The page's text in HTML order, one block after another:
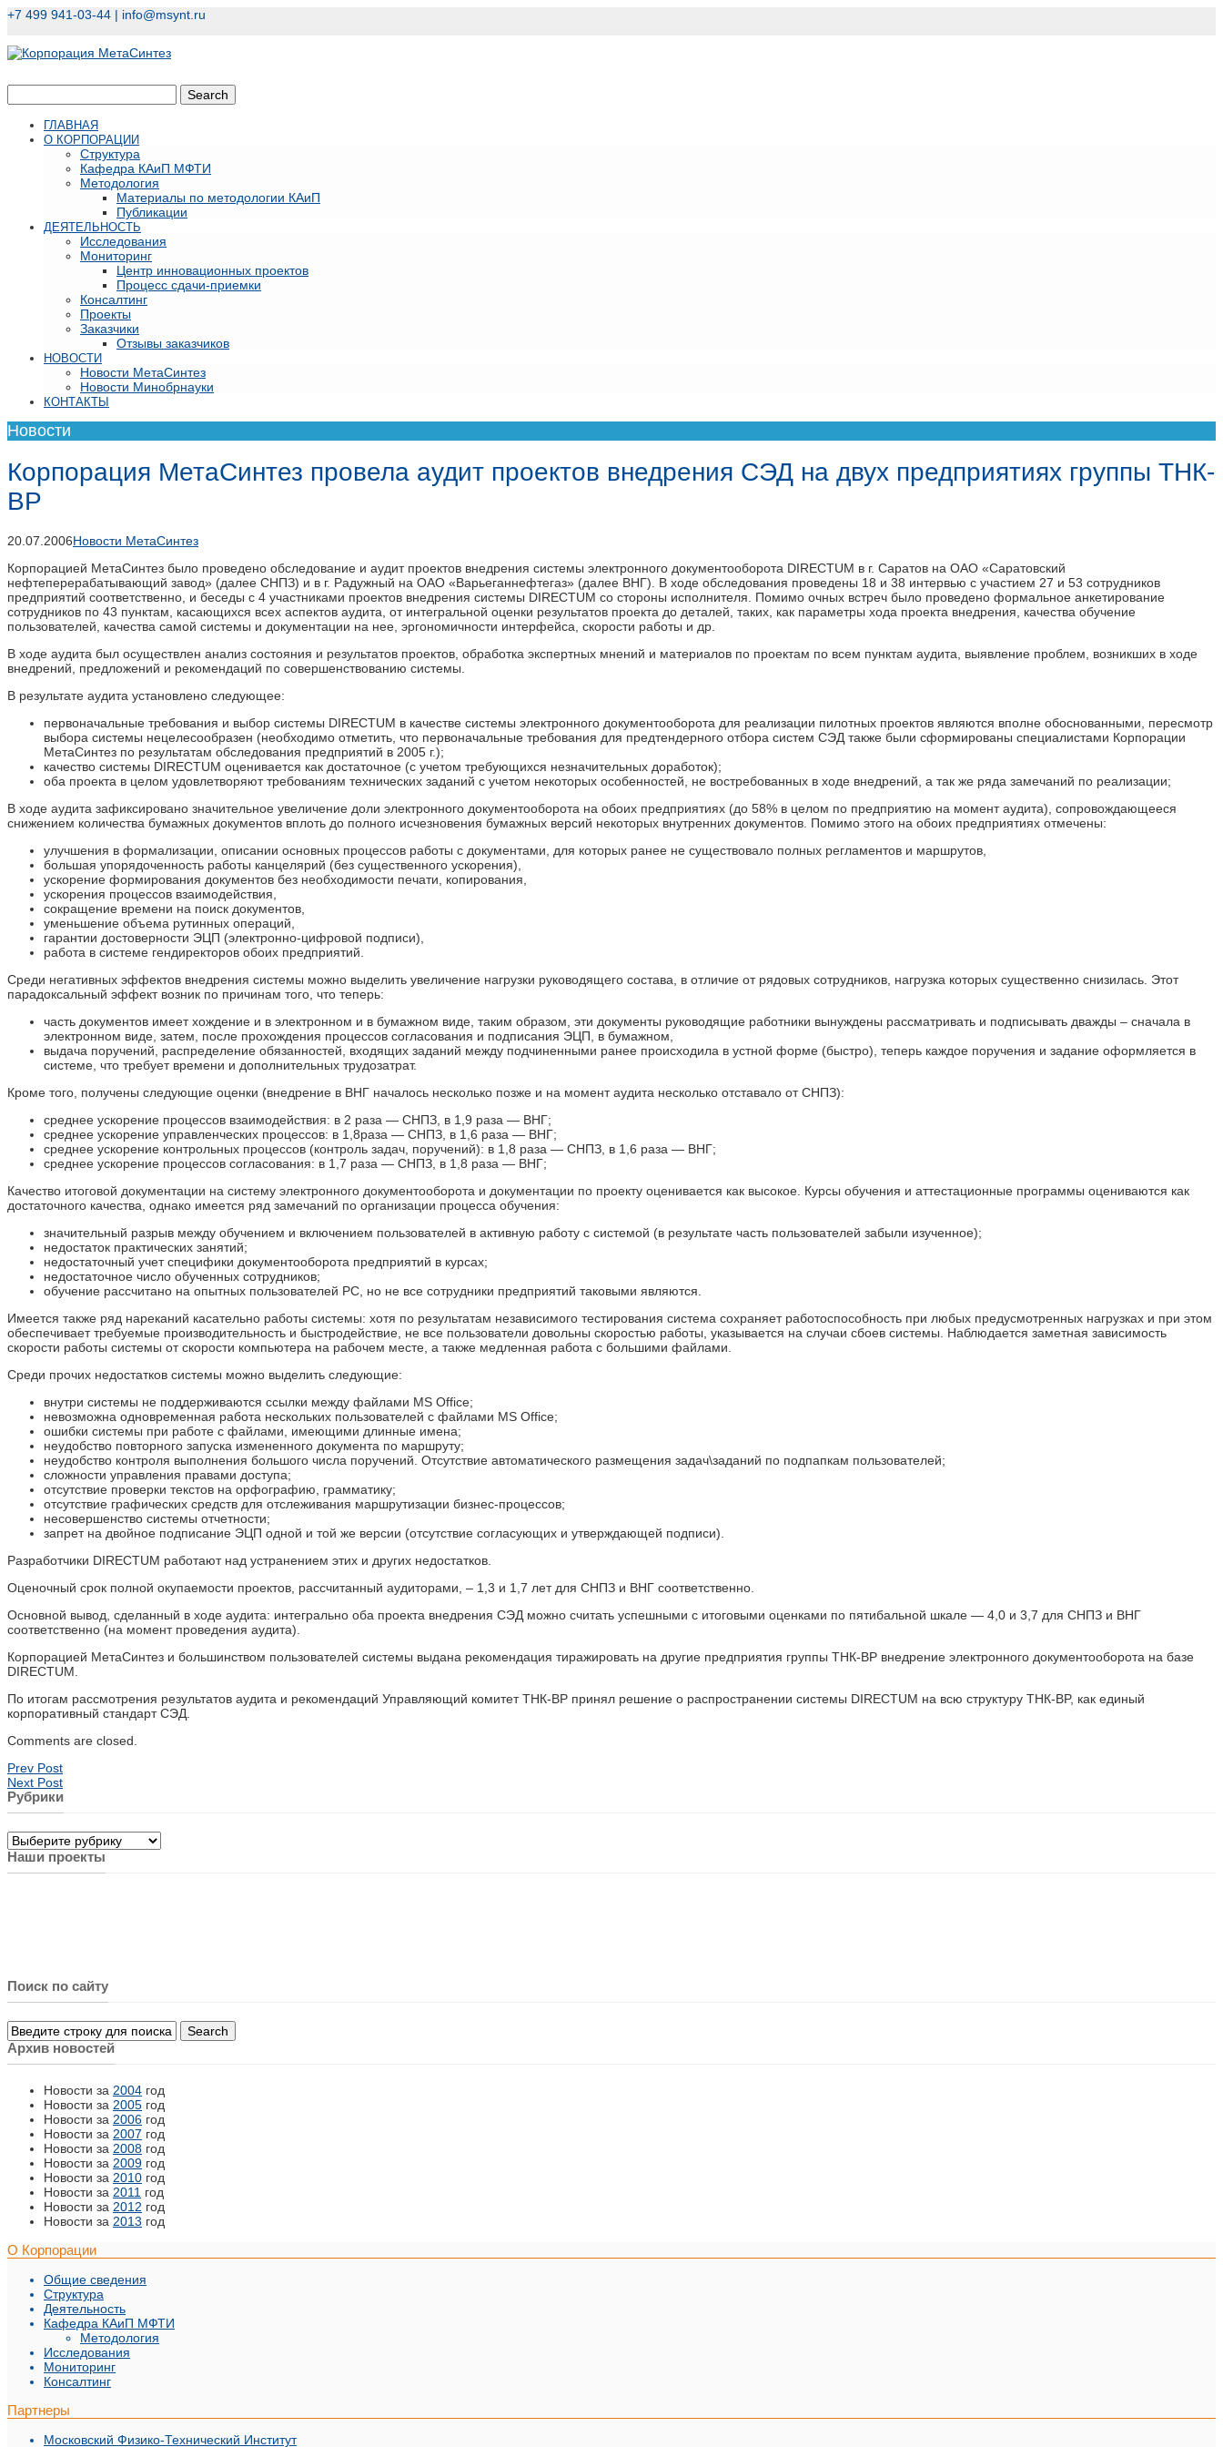
+7 499 941-03-44 | info@msynt.ru
ГЛАВНАЯ
О КОРПОРАЦИИ
Структура
Кафедра КАиП МФТИ
Методология
Материалы по методологии КАиП
Публикации
ДЕЯТЕЛЬНОСТЬ
Исследования
Мониторинг
Центр инновационных проектов
Процесс сдачи-приемки
Консалтинг
Проекты
Заказчики
Отзывы заказчиков
НОВОСТИ
Новости МетаСинтез
Новости Минобрнауки
КОНТАКТЫ
Новости
Корпорация МетаСинтез провела аудит проектов внедрения СЭД на двух предприятиях группы ТНК-
ВР
20.07.2006Новости МетаСинтез
Корпорацией МетаСинтез было проведено обследование и аудит проектов внедрения системы электронного документооборота DIRECTUM в г. Саратов на ОАО «Саратовский
нефтеперерабатывающий завод» (далее СНПЗ) и в г. Радужный на ОАО «Варьеганнефтегаз» (далее ВНГ). В ходе обследования проведены 18 и 38 интервью с участием 27 и 53 сотрудников
предприятий соответственно, и беседы с 4 участниками проектов внедрения системы DIRECTUM со стороны исполнителя. Помимо очных встреч было проведено формальное анкетирование
сотрудников по 43 пунктам, касающихся всех аспектов аудита, от интегральной оценки результатов проекта до деталей, таких, как параметры хода проекта внедрения, качества обучение
пользователей, качества самой системы и документации на нее, эргономичности интерфейса, скорости работы и др.
В ходе аудита был осуществлен анализ состояния и результатов проектов, обработка экспертных мнений и материалов по проектам по всем пунктам аудита, выявление проблем, возникших в ходе
внедрений, предложений и рекомендаций по совершенствованию системы.
В результате аудита установлено следующее:
первоначальные требования и выбор системы DIRECTUM в качестве системы электронного документооборота для реализации пилотных проектов являются вполне обоснованными, пересмотр
выбора системы нецелесообразен (необходимо отметить, что первоначальные требования для предтендерного отбора систем СЭД также были сформированы специалистами Корпорации
МетаСинтез по результатам обследования предприятий в 2005 г.);
качество системы DIRECTUM оценивается как достаточное (с учетом требующихся незначительных доработок);
оба проекта в целом удовлетворяют требованиям технических заданий с учетом некоторых особенностей, не востребованных в ходе внедрений, а так же ряда замечаний по реализации;
В ходе аудита зафиксировано значительное увеличение доли электронного документооборота на обоих предприятиях (до 58% в целом по предприятию на момент аудита), сопровождающееся
снижением количества бумажных документов вплоть до полного исчезновения бумажных версий некоторых внутренних документов. Помимо этого на обоих предприятиях отмечены:
улучшения в формализации, описании основных процессов работы с документами, для которых ранее не существовало полных регламентов и маршрутов,
большая упорядоченность работы канцелярий (без существенного ускорения),
ускорение формирования документов без необходимости печати, копирования,
ускорения процессов взаимодействия,
сокращение времени на поиск документов,
уменьшение объема рутинных операций,
гарантии достоверности ЭЦП (электронно-цифровой подписи),
работа в системе гендиректоров обоих предприятий.
Среди негативных эффектов внедрения системы можно выделить увеличение нагрузки руководящего состава, в отличие от рядовых сотрудников, нагрузка которых существенно снизилась. Этот
парадоксальный эффект возник по причинам того, что теперь:
часть документов имеет хождение и в электронном и в бумажном виде, таким образом, эти документы руководящие работники вынуждены рассматривать и подписывать дважды – сначала в
электронном виде, затем, после прохождения процессов согласования и подписания ЭЦП, в бумажном,
выдача поручений, распределение обязанностей, входящих заданий между подчиненными ранее происходила в устной форме (быстро), теперь каждое поручения и задание оформляется в
системе, что требует времени и дополнительных трудозатрат.
Кроме того, получены следующие оценки (внедрение в ВНГ началось несколько позже и на момент аудита несколько отставало от СНПЗ):
среднее ускорение процессов взаимодействия: в 2 раза — СНПЗ, в 1,9 раза — ВНГ;
среднее ускорение управленческих процессов: в 1,8раза — СНПЗ, в 1,6 раза — ВНГ;
среднее ускорение контрольных процессов (контроль задач, поручений): в 1,8 раза — СНПЗ, в 1,6 раза — ВНГ;
среднее ускорение процессов согласования: в 1,7 раза — СНПЗ, в 1,8 раза — ВНГ;
Качество итоговой документации на систему электронного документооборота и документации по проекту оценивается как высокое. Курсы обучения и аттестационные программы оцениваются как
достаточного качества, однако имеется ряд замечаний по организации процесса обучения:
значительный разрыв между обучением и включением пользователей в активную работу с системой (в результате часть пользователей забыли изученное);
недостаток практических занятий;
недостаточный учет специфики документооборота предприятий в курсах;
недостаточное число обученных сотрудников;
обучение рассчитано на опытных пользователей РС, но не все сотрудники предприятий таковыми являются.
Имеется также ряд нареканий касательно работы системы: хотя по результатам независимого тестирования система сохраняет работоспособность при любых предусмотренных нагрузках и при этом
обеспечивает требуемые производительность и быстродействие, не все пользователи довольны скоростью работы, указывается на случаи сбоев системы. Наблюдается заметная зависимость
скорости работы системы от скорости компьютера на рабочем месте, а также медленная работа с большими файлами.
Среди прочих недостатков системы можно выделить следующие:
внутри системы не поддерживаются ссылки между файлами MS Office;
невозможна одновременная работа нескольких пользователей с файлами MS Office;
ошибки системы при работе с файлами, имеющими длинные имена;
неудобство повторного запуска измененного документа по маршруту;
неудобство контроля выполнения большого числа поручений. Отсутствие автоматического размещения задач\заданий по подпапкам пользователей;
сложности управления правами доступа;
отсутствие проверки текстов на орфографию, грамматику;
отсутствие графических средств для отслеживания маршрутизации бизнес-процессов;
несовершенство системы отчетности;
запрет на двойное подписание ЭЦП одной и той же версии (отсутствие согласующих и утверждающей подписи).
Разработчики DIRECTUM работают над устранением этих и других недостатков.
Оценочный срок полной окупаемости проектов, рассчитанный аудиторами, – 1,3 и 1,7 лет для СНПЗ и ВНГ соответственно.
Основной вывод, сделанный в ходе аудита: интегрально оба проекта внедрения СЭД можно считать успешными с итоговыми оценками по пятибальной шкале — 4,0 и 3,7 для СНПЗ и ВНГ
соответственно (на момент проведения аудита).
Корпорацией МетаСинтез и большинством пользователей системы выдана рекомендация тиражировать на другие предприятия группы ТНК-BP внедрение электронного документооборота на базе
DIRECTUM.
По итогам рассмотрения результатов аудита и рекомендаций Управляющий комитет ТНК-BP принял решение о распространении системы DIRECTUM на всю структуру ТНК-BP, как единый
корпоративный стандарт СЭД.
Comments are closed.
Prev Post
Next Post
Рубрики
Рубрики
Наши проекты
Поиск по сайту
Архив новостей
Новости за 2004 год
Новости за 2005 год
Новости за 2006 год
Новости за 2007 год
Новости за 2008 год
Новости за 2009 год
Новости за 2010 год
Новости за 2011 год
Новости за 2012 год
Новости за 2013 год
О Корпорации
Общие сведения
Структура
Деятельность
Кафедра КАиП МФТИ
Методология
Исследования
Мониторинг
Консалтинг
Партнеры
Московский Физико-Технический Институт